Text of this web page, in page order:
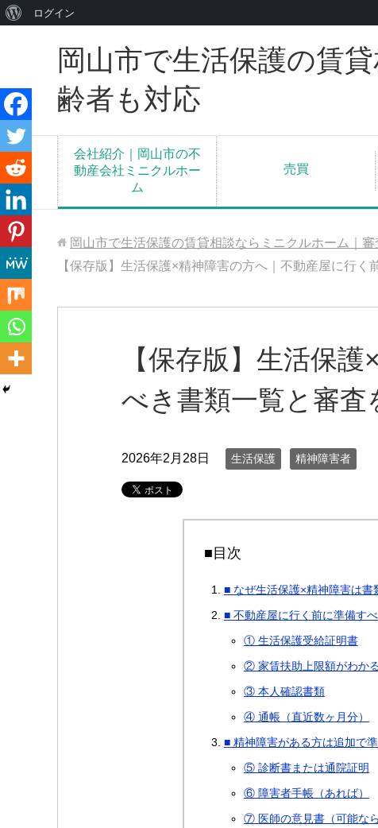
岡山市で生活保護の賃
齢者も対応
会社紹介｜岡山市の不
動産会社ミニクルホー
ム
売買
岡山市で生活保護の賃貸相談ならミニクルホーム｜
【保存版】生活保護×精神障害の方へ｜不動産屋に行
【保存版】生活保
べき書類一覧と審査
2026年2月28日 生活保護 精神障害者
■目次
■ なぜ生活保護×精神障害は書
■ 不動産屋に行く前に準備す
① 生活保護受給証明書
② 家賃扶助上限額がわか
③ 本人確認書類
④ 通帳（直近数ヶ月分）
■ 精神障害がある方は追加で
⑤ 診断書または通院証明
⑥ 障害者手帳（あれば）
⑦ 医師の意見書（可能なら
WordPress
い
て
ログイン